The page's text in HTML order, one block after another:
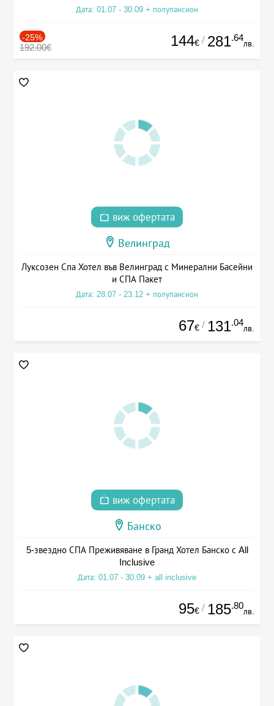
Дата: 01.07 - 30.09 + полупансион
-25%
192.00€ 144€ / 281.64
лв.
виж офертата
Велинград
Луксозен Спа Хотел във Велинград с Минерални Басейни
и СПА Пакет
Дата: 28.07 - 23.12 + полупансион
67€ / 131.04
лв.
виж офертата
Банско
5-звездно СПА Преживяване в Гранд Хотел Банско с All
Inclusive
Дата: 01.07 - 30.09 + all inclusive
95€ / 185.80
лв.